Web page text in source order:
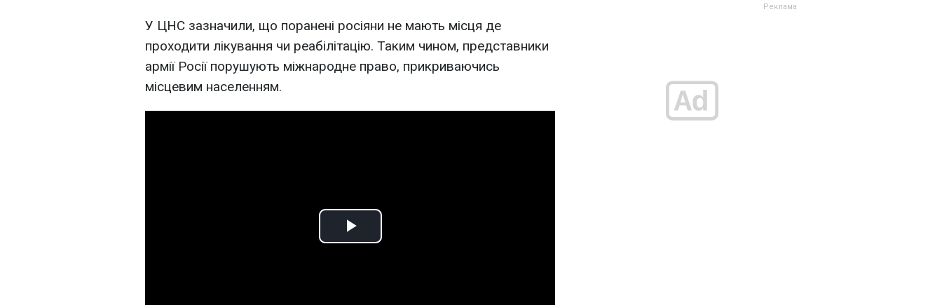
У ЦНС зазначили, що поранені росіяни не мають місця де
проходити лікування чи реабілітацію. Таким чином, представники
армії Росії порушують міжнародне право, прикриваючись
місцевим населенням.
Play